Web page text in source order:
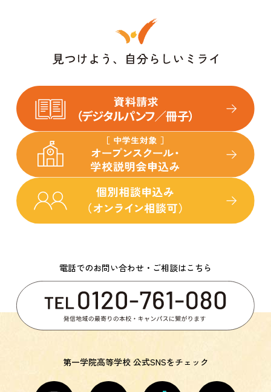
電話でのお問い合わせ・ご相談はこちら
第一学院高等学校 公式SNSをチェック